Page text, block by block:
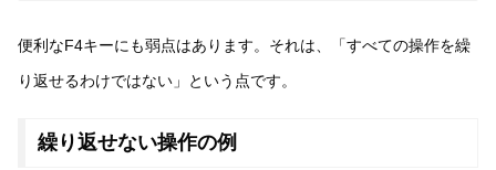
便利なF4キーにも弱点はあります。それは、「すべての操作を繰
り返せるわけではない」という点です。
繰り返せない操作の例